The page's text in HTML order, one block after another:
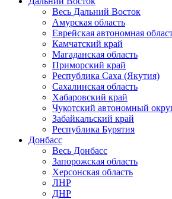
Весь Дальний Восток
Амурская область
Еврейская автономная
Камчатский край
Магаданская область
Приморский край
Республика Саха (Якутия)
Сахалинская область
Хабаровский край
Чукотский автономный
Забайкальский край
Республика Бурятия
Донбасс
Весь Донбасс
Запорожская область
Херсонская область
ЛНР
ДНР